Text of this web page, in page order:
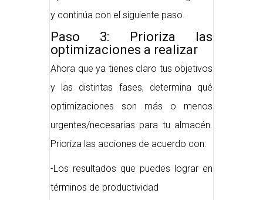
y continúa con el siguiente paso.
Paso 3: Prioriza las
optimizaciones a realizar
Ahora que ya tienes claro tus objetivos
y las distintas fases, determina qué
optimizaciones son más o menos
urgentes/necesarias para tu almacén.
Prioriza las acciones de acuerdo con:
-Los resultados que puedes lograr en
términos de productividad